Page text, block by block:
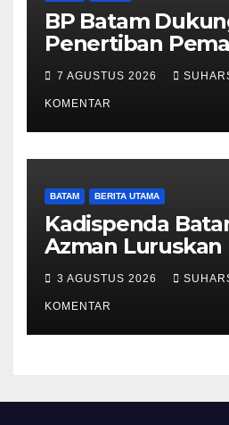
BP Batam
Penertiban
Ruang Laut
Ketentuan
Perundang-
7 AGUSTUS 2026
KOMENTAR
BATAM BERITA UTAMA
Kadispenda
Azman Luruskan
Pajak RT/RW:
Pajak Permanen,
Pendataan untuk
hingga 2030
3 AGUSTUS 2026
KOMENTAR